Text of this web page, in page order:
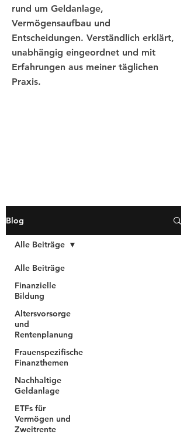
rund um Geldanlage,
Vermögensaufbau und
Entscheidungen. Verständlich erklärt,
unabhängig eingeordnet und mit
Erfahrungen aus meiner täglichen
Praxis.
Blog
Alle Beiträge
Finanzielle
Bildung
Altersvorsorge
und
Rentenplanung
Frauenspezifische
Finanzthemen
Nachhaltige
Geldanlage
ETFs für
Vermögen und
Zweitrente
Alle Beiträge